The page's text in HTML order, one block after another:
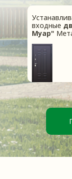
входные
Муар"